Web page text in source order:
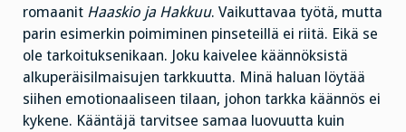
romaanit Haaskio ja Hakkuu. Vaikuttavaa työtä, mutta
parin esimerkin poimiminen pinseteillä ei riitä. Eikä se
ole tarkoituksenikaan. Joku kaivelee käännöksistä
alkuperäisilmaisujen tarkkuutta. Minä haluan löytää
siihen emotionaaliseen tilaan, johon tarkka käännös ei
kykene. Kääntäjä tarvitsee samaa luovuutta kuin